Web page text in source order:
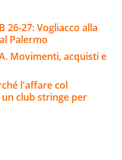
26-27: Vogliacco alla
Palermo
Movimenti, acquisti e
l'affare col
club stringe per